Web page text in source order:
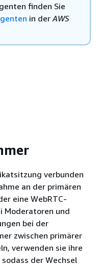
finden Sie
in derAWS
verbunden
an der primären
eine WebRTC-
Moderatoren und
bei der
zwischen primärer
verwenden sie ihre
der Wechsel